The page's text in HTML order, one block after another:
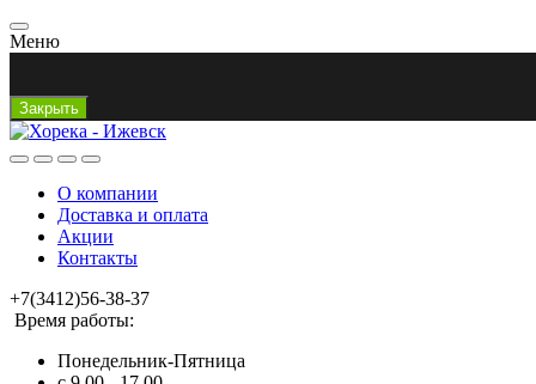
Меню
Закрыть
О компании
Доставка и оплата
Акции
Контакты
+7(3412)56-38-37
Время работы:
Понедельник-Пятница